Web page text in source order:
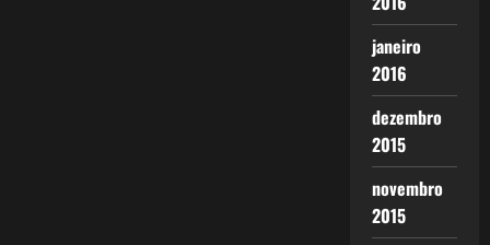
janeiro
2016
dezembro
2015
novembro
2015